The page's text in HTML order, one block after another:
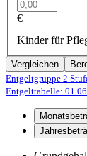
€
Kinder für
Vergleichen
Entgeltgruppe 2
Entgelttabelle: